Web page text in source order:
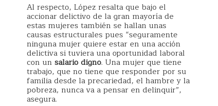
Al respecto, López resalta que bajo el
accionar delictivo de la gran mayoría de
estas mujeres también se hallan unas
causas estructurales pues “seguramente
ninguna mujer quiere estar en una acción
delictiva si tuviera una oportunidad laboral
con un salario digno. Una mujer que tiene
trabajo, que no tiene que responder por su
familia desde la precariedad, el hambre y la
pobreza, nunca va a pensar en delinquir”,
asegura.